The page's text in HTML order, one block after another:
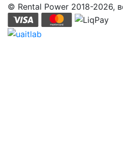
© Rental Power 2018-2026,